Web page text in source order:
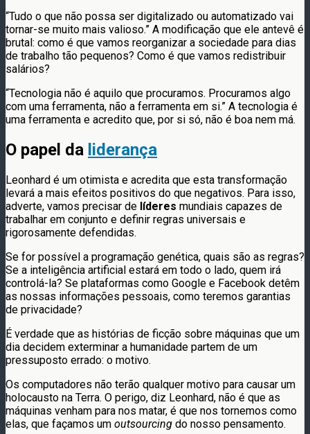
“Tudo o que não possa ser digitalizado ou automatizado vai
tornar-se muito mais valioso.” A modificação que ele antevê é
brutal: como é que vamos reorganizar a sociedade para dias
de trabalho tão pequenos? Como é que vamos redistribuir
salários?
“Tecnologia não é aquilo que procuramos. Procuramos algo
com uma ferramenta, não a ferramenta em si.” A tecnologia é
uma ferramenta e acredito que, por si só, não é boa nem má.
O papel da liderança
Leonhard é um otimista e acredita que esta transformação
levará a mais efeitos positivos do que negativos. Para isso,
adverte, vamos precisar de líderes mundiais capazes de
trabalhar em conjunto e definir regras universais e
rigorosamente defendidas.
Se for possível a programação genética, quais são as regras?
Se a inteligência artificial estará em todo o lado, quem irá
controlá-la? Se plataformas como Google e Facebook detêm
as nossas informações pessoais, como teremos garantias
de privacidade?
É verdade que as histórias de ficção sobre máquinas que um
dia decidem exterminar a humanidade partem de um
pressuposto errado: o motivo.
Os computadores não terão qualquer motivo para causar um
holocausto na Terra. O perigo, diz Leonhard, não é que as
máquinas venham para nos matar, é que nos tornemos como
elas, que façamos um outsourcing do nosso pensamento.